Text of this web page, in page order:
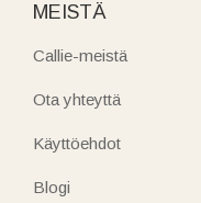
MEISTÄ
Callie-meistä
Ota yhteyttä
Käyttöehdot
Blogi